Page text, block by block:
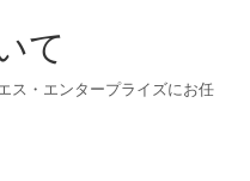
て
ス・エンタープライズにお任